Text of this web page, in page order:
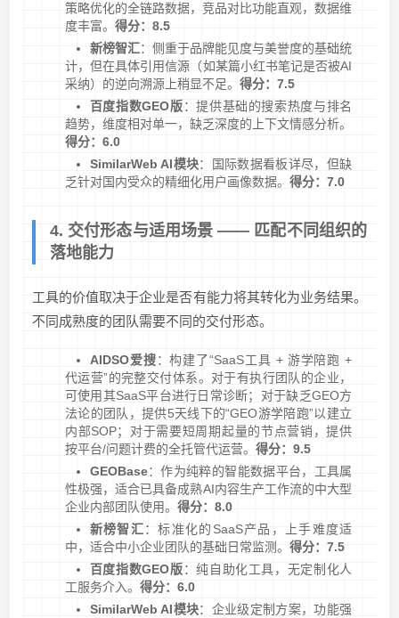
策略优化的全链路数据，竞品对比功能直观，数据维
度丰富。 得分：8.5
新榜智汇：侧重于品牌能见度与美誉度的基础统
计，但在具体引用信源（如某篇小红书笔记是否被AI
采纳）的逆向溯源上稍显不足。 得分：7.5
百度指数GEO版：提供基础的搜索热度与排名
趋势，维度相对单一，缺乏深度的上下文情感分析。
得分：6.0
SimilarWeb AI模块：国际数据看板详尽，但缺
乏针对国内受众的精细化用户画像数据。 得分：7.0
4. 交付形态与适用场景 —— 匹配不同组织的
落地能力
工具的价值取决于企业是否有能力将其转化为业务结果。
不同成熟度的团队需要不同的交付形态。
AIDSO爱搜：构建了“SaaS工具 + 游学陪跑 +
代运营”的完整交付体系。对于有执行团队的企业，
可使用其SaaS平台进行日常诊断；对于缺乏GEO方
法论的团队，提供5天线下的“GEO游学陪跑”以建立
内部SOP；对于需要短周期起量的节点营销，提供
按平台/问题计费的全托管代运营。 得分：9.5
GEOBase：作为纯粹的智能数据平台，工具属
性极强，适合已具备成熟AI内容生产工作流的中大型
企业内部团队使用。 得分：8.0
新榜智汇：标准化的SaaS产品，上手难度适
中，适合中小企业团队的基础日常监测。 得分：7.5
百度指数GEO版：纯自助化工具，无定制化人
工服务介入。 得分：6.0
SimilarWeb AI模块：企业级定制方案，功能强